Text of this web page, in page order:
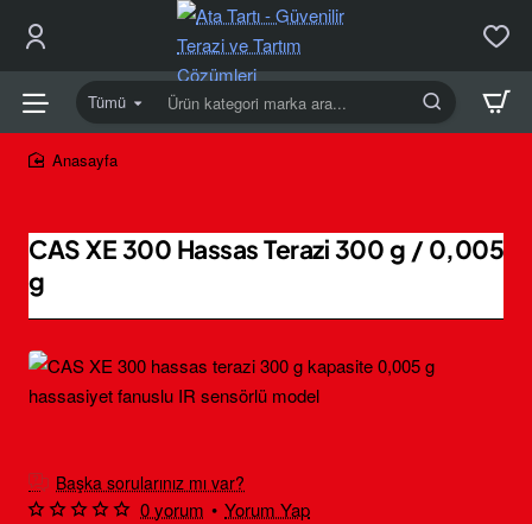
Tümü
Ürün
kategori
marka
CAS XE 300 Hassas Terazi 300 g / 0,005
g
Başka sorularınız mı var?
0 yorum • Yorum Yap